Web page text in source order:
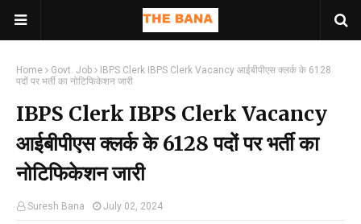
Home Govt. Job
IBPS Clerk IBPS Clerk Vacancy आईबीपीएस क्लर्क के 6128
पदों पर भर्ती का नोटिफिकेशन जारी
IBPS Clerk IBPS Clerk Vacancy
आईबीपीएस क्लर्क के 6128 पदों पर भर्ती का
नोटिफिकेशन जारी
Suresh Bana July 02, 2024